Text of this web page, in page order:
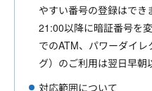
やすい番号の登録はでき
21:00以降に暗証番号を
でのATM、パワーダイ
グ）のご利用は翌日早朝
対応範囲について